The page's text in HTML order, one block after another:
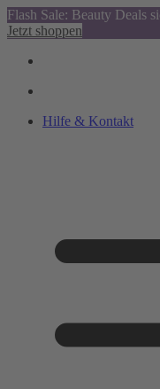
Flash Sale: Beauty Deals
Jetzt shoppen
Hilfe & Kontakt